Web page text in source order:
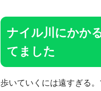
ナイル川にかか
てました
歩いていくには遠すぎる